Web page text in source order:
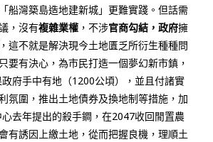
船灣築島造地建新城」更難實踐。但話需
，沒有複雜業權 ，不涉官商勾結，政府擁
，這不就是解決現今土地匱乏所衍生種種問
要有決心，為市民打造一個夢幻新市鎮，
府手中有地（1200公頃），並且付諸實
氛圍，推出土地債券及換地制等措施，加
心去年提出的殺手鐧，在2047收回閒置農
有誘因上繳土地，從而把握良機，理順土